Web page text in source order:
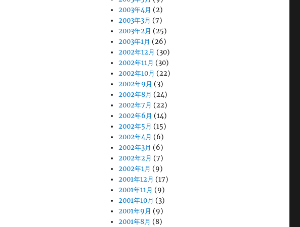
2003年4月 (2)
2003年3月 (7)
2003年2月 (25)
2003年1月 (26)
2002年12月 (30)
2002年11月 (30)
2002年10月 (22)
2002年9月 (3)
2002年8月 (24)
2002年7月 (22)
2002年6月 (14)
2002年5月 (15)
2002年4月 (6)
2002年3月 (6)
2002年2月 (7)
2002年1月 (9)
2001年12月 (17)
2001年11月 (9)
2001年10月 (3)
2001年9月 (9)
2001年8月 (8)